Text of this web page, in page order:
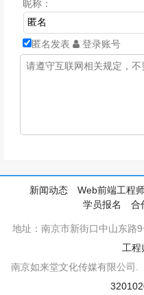
昵称：
匿名发表 登录账号
新闻动态 Web前端工程
学员报名
合
地址：南京市新街口中山东路
工程
南京如来堂文化传媒有限公司.